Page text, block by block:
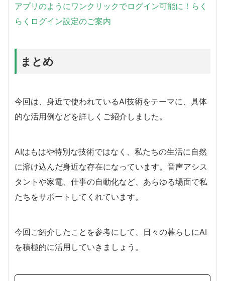
アプリのようにワンクリックでログイン可能に！らく
らくログイン設定のご案内
まとめ
今回は、身近で使われているAI技術をテーマに、具体
的な活用例などを詳しくご紹介しました。
AIはもはや特別な技術ではなく、私たちの生活に自然
に溶け込んだ身近な存在になっています。音声アシス
タントや家電、仕事の自動化など、あらゆる場面で私
たちをサポートしてくれています。
今回ご紹介したことを参考にして、日々の暮らしにAI
を積極的に活用していきましょう。